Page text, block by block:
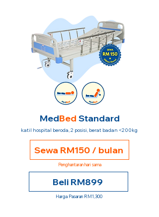
MedBed Standard
katil hospital beroda, 2 posisi, berat badan <200kg
Sewa RM150 / bulan
Penghantaran hari sama
Beli RM899
Harga Pasaran RM1,300